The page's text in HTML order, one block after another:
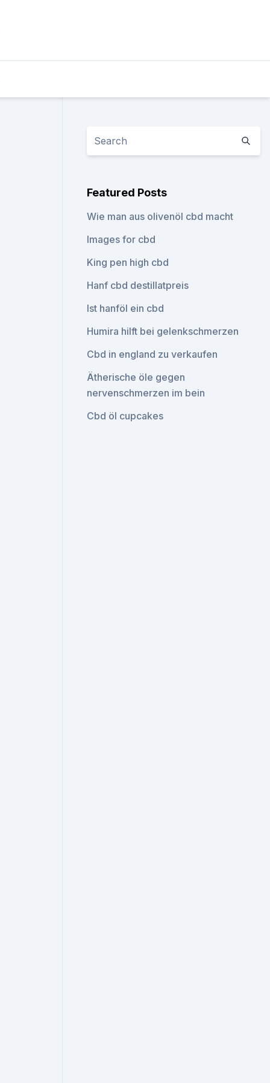
Featured Posts
Wie man aus olivenöl cbd macht
Images for cbd
King pen high cbd
Hanf cbd destillatpreis
Ist hanföl ein cbd
Humira hilft bei gelenkschmerzen
Cbd in england zu verkaufen
Ätherische öle gegen
nervenschmerzen im bein
Cbd öl cupcakes